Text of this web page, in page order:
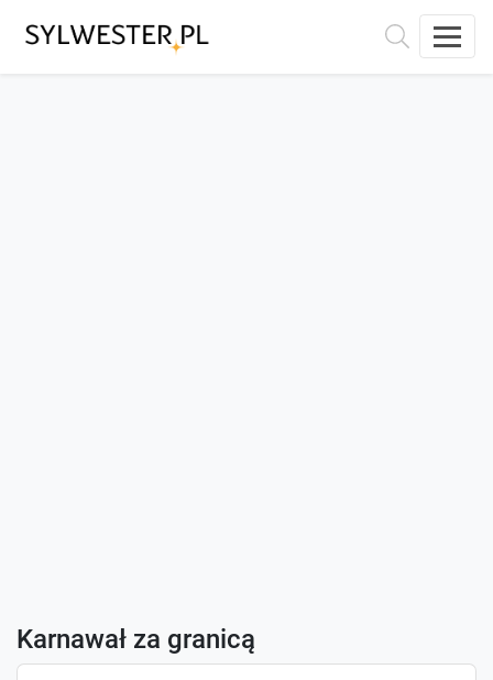
Karnawał za granicą